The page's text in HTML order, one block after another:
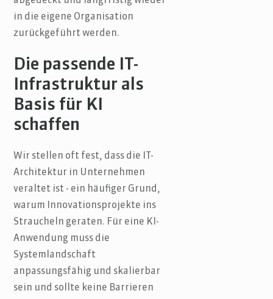
in die eigene Organisation
zurückgeführt werden.
Die passende IT-
Infrastruktur als
Basis für KI
schaffen
Wir stellen oft fest, dass die IT-
Architektur in Unternehmen
veraltet ist - ein häufiger Grund,
warum Innovationsprojekte ins
Straucheln geraten. Für eine KI-
Anwendung muss die
Systemlandschaft
anpassungsfähig und skalierbar
sein und sollte keine Barrieren